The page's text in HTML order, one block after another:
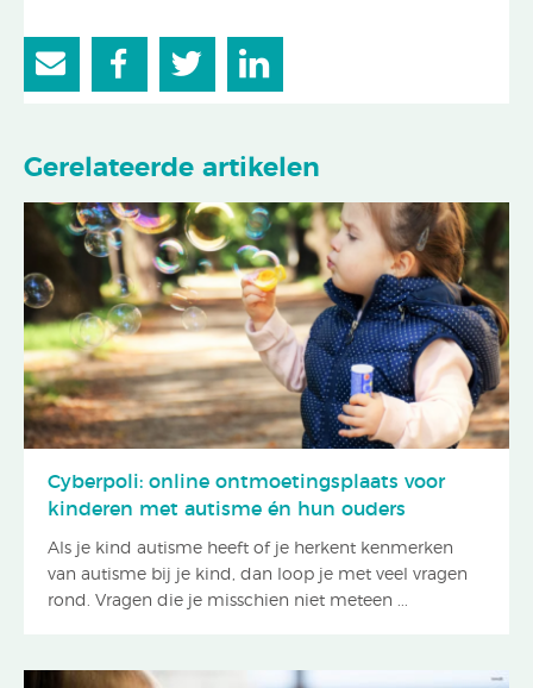
Gerelateerde artikelen
Cyberpoli: online ontmoetingsplaats voor
kinderen met autisme én hun ouders
Als je kind autisme heeft of je herkent kenmerken
van autisme bij je kind, dan loop je met veel vragen
rond. Vragen die je misschien niet meteen ...